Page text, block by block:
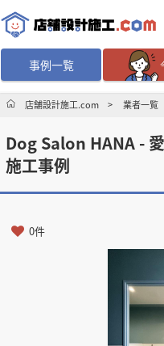
事例一覧
無料相談
デザイン設計・施工業者
店舗・商業施設の施工事
マッチング案件一覧
店舗設計施工.comとは
シミュレ
店舗設計施工.com 業者一覧
Dog Salon HANA -
施工事例
0件